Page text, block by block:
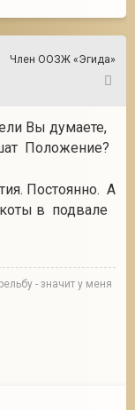
Член ООЗЖ «Эгида»
Вы думаете,
Положение?
Постоянно. А
в подвале
- значит у меня